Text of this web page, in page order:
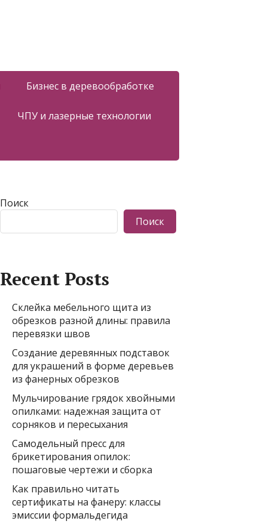
Бизнес в деревообработке
ЧПУ и лазерные технологии
Поиск
Поиск
Recent Posts
Склейка мебельного щита из
обрезков разной длины: правила
перевязки швов
Создание деревянных подставок
для украшений в форме деревьев
из фанерных обрезков
Мульчирование грядок хвойными
опилками: надежная защита от
сорняков и пересыхания
Самодельный пресс для
брикетирования опилок:
пошаговые чертежи и сборка
Как правильно читать
сертификаты на фанеру: классы
эмиссии формальдегида